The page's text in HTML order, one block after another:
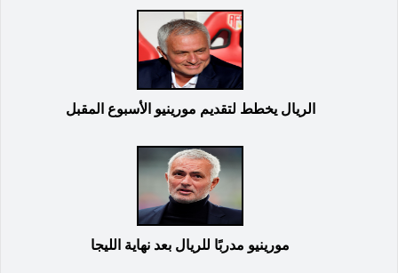
الريال يخطط لتقديم مورينيو الأسبوع المقبل
مورينيو مدربًا للريال بعد نهاية الليجا